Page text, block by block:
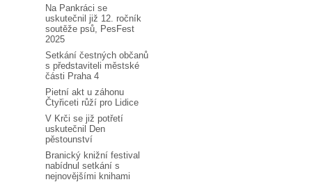
Na Pankráci se
uskutečnil již 12. ročník
soutěže psů, PesFest
2025
Setkání čestných občanů
s představiteli městské
části Praha 4
Pietní akt u záhonu
Čtyřiceti růží pro Lidice
V Krči se již potřetí
uskutečnil Den
pěstounství
Branický knižní festival
nabídnul setkání s
nejnovějšími knihami